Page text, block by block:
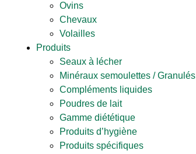
Ovins
Chevaux
Volailles
Produits
Seaux à lécher
Minéraux semoulettes / Granulés
Compléments liquides
Poudres de lait
Gamme diététique
Produits d’hygiène
Produits spécifiques